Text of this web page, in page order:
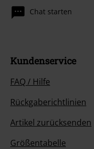
Chat starten
Kundenservice
FAQ / Hilfe
Rückgaberichtlinien
Artikel zurücksenden
Größentabelle